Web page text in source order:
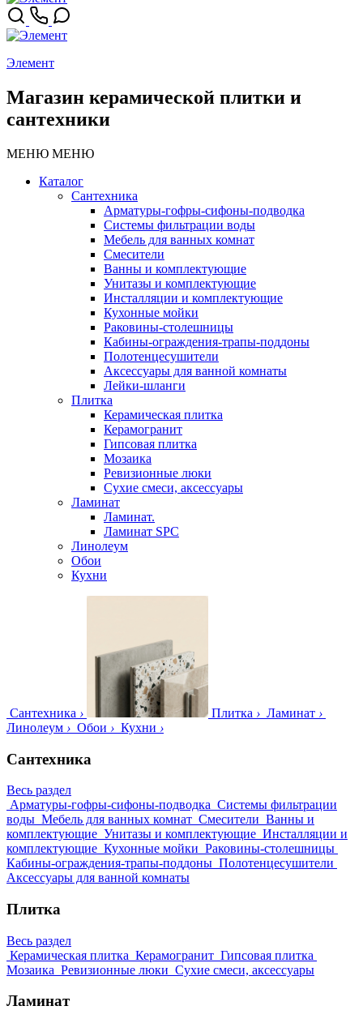
Элемент
Магазин керамической плитки и
сантехники
МЕНЮ МЕНЮ
Каталог
Сантехника
Арматуры-гофры-сифоны-подводка
Системы фильтрации воды
Мебель для ванных комнат
Смесители
Ванны и комплектующие
Унитазы и комплектующие
Инсталляции и комплектующие
Кухонные мойки
Раковины-столешницы
Кабины-ограждения-трапы-поддоны
Полотенцесушители
Аксессуары для ванной комнаты
Лейки-шланги
Плитка
Керамическая плитка
Керамогранит
Гипсовая плитка
Мозаика
Ревизионные люки
Сухие смеси, аксессуары
Ламинат
Ламинат.
Ламинат SPC
Линолеум
Обои
Кухни
Сантехника › Плитка › Ламинат ›
Линолеум › Обои › Кухни ›
Сантехника
Весь раздел
Арматуры-гофры-сифоны-подводка Системы фильтрации
воды Мебель для ванных комнат Смесители Ванны и
комплектующие Унитазы и комплектующие Инсталляции и
комплектующие Кухонные мойки Раковины-столешницы
Кабины-ограждения-трапы-поддоны Полотенцесушители
Аксессуары для ванной комнаты
Плитка
Весь раздел
Керамическая плитка Керамогранит Гипсовая плитка
Мозаика Ревизионные люки Сухие смеси, аксессуары
Ламинат